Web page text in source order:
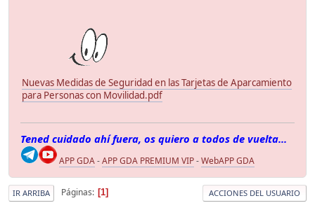
Nuevas Medidas de Seguridad en las Tarjetas de Aparcamiento
para Personas con Movilidad.pdf
Tened cuidado ahí fuera, os quiero a todos de vuelta...
APP GDA-APP GDA PREMIUM VIP-WebAPP GDA
IR ARRIBA Páginas 1 ACCIONES DEL USUARIO